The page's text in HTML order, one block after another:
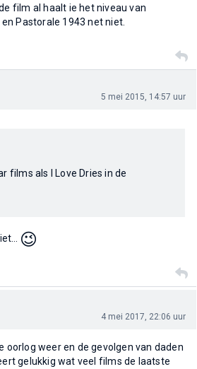
film al haalt ie het niveau van
Pastorale 1943 net niet.
5 mei 2015, 14:57 uur
films als I Love Dries in de
😉
4 mei 2017, 22:06 uur
weer en de gevolgen van daden
gelukkig wat veel films de laatste